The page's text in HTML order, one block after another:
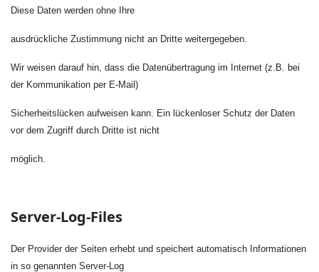
Diese Daten werden ohne Ihre
ausdrückliche Zustimmung nicht an Dritte weitergegeben.
Wir weisen darauf hin, dass die Datenübertragung im Internet (z.B. bei
der Kommunikation per E-Mail)
Sicherheitslücken aufweisen kann. Ein lückenloser Schutz der Daten
vor dem Zugriff durch Dritte ist nicht
möglich.
Server-Log-Files
Der Provider der Seiten erhebt und speichert automatisch Informationen
in so genannten Server-Log